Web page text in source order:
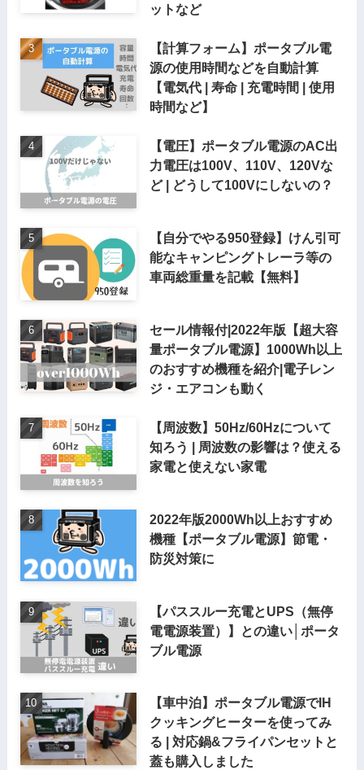
ットなど
【計算フォーム】ポータブル電
源の使用時間などを自動計算
【電気代 | 寿命 | 充電時間 | 使用
時間など】
【電圧】ポータブル電源のAC出
力電圧は100V、110V、120Vな
ど | どうして100Vにしないの？
【自分でやる950登録】けん引可
能なキャンピングトレーラ等の
車両総重量を記載【無料】
セール情報付|2022年版【超大容
量ポータブル電源】1000Wh以上
のおすすめ機種を紹介|電子レン
ジ・エアコンも動く
【周波数】50Hz/60Hzについて
知ろう | 周波数の影響は？使える
家電と使えない家電
2022年版2000Wh以上おすすめ
機種【ポータブル電源】節電・
防災対策に
【パススルー充電とUPS（無停
電電源装置）】との違い│ポータ
ブル電源
【車中泊】ポータブル電源でIH
クッキングヒーターを使ってみ
る | 対応鍋&フライパンセットと
蓋も購入しました